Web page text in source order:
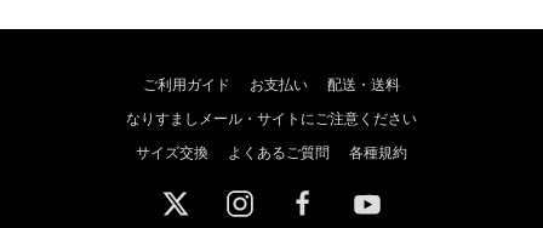
ご利用ガイド お支払い
配送・送料
なりすましメール・サイトにご注意ください
サイズ交換
よくあるご質問 各種規約